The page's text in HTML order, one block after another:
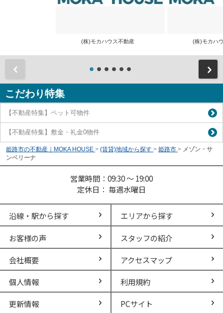
(株)モカハウス不動産 (株)モカハ
こだわり特集
【不動産特集】ペット可物件
【不動産特集】敷金・礼金0物件
姫路市の不動産｜MOKA HOUSE > (賃貸)地域から探す > 姫路市 > メゾン・サ
ンベリーナ
営業時間：09:30 ～ 19:00
定休日： 毎週水曜日
沿線・駅から探す エリアから探す
お客様の声 スタッフの紹介
会社概要 アクセスマップ
個人情報 利用規約
更新情報 PCサイト